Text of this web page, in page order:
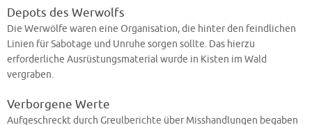
Depots des Werwolfs
Die Werwölfe waren eine Organisation, die hinter den feindlichen
Linien für Sabotage und Unruhe sorgen sollte. Das hierzu
erforderliche Ausrüstungsmaterial wurde in Kisten im Wald
vergraben.
Verborgene Werte
Aufgeschreckt durch Greulberichte über Misshandlungen begaben